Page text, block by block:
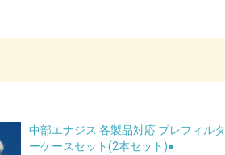
中部エナジス 各製品対応 プレフィルタ
ーケースセット(2本セット)●